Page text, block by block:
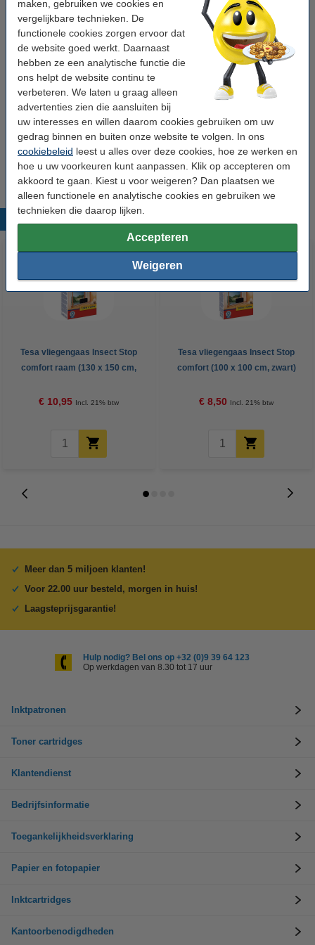
maken, gebruiken we cookies en
vergelijkbare technieken. De
functionele cookies zorgen ervoor dat
de website goed werkt. Daarnaast
hebben ze een analytische functie die
ons helpt de website continu te
verbeteren. We laten u graag alleen
advertenties zien die aansluiten bij
uw interesses en willen daarom cookies gebruiken om uw
gedrag binnen en buiten onze website te volgen. In ons
cookiebeleid leest u alles over deze cookies, hoe ze werken en
hoe u uw voorkeuren kunt aanpassen. Klik op accepteren om
akkoord te gaan. Kiest u voor weigeren? Dan plaatsen we
alleen functionele en analytische cookies en gebruiken we
technieken die daarop lijken.
Accepteren
Weigeren
Tip: meebestellen
HG X elektrische vliegenmepper
€ 6,50
123accu Xtreme Power MN1500 Penlite AA
batterij 4 stuks
€ 3,95
Roxasect mierenpoeder
€ 6,25
Populaire producten
Tesa vliegengaas Insect Stop
comfort raam (130 x 150 cm,
€ 10,95 Incl. 21% btw
Tesa vliegengaas Insect Stop
comfort (100 x 100 cm, zwart)
€ 8,50 Incl. 21% btw
Meer dan 5 miljoen klanten!
Voor 22.00 uur besteld, morgen in huis!
Laagsteprijsgarantie!
Hulp nodig? Bel ons op +32 (0)9 39 64 123
Op werkdagen van 8.30 tot 17 uur
Inktpatronen
Toner cartridges
Klantendienst
Bedrijfsinformatie
Toegankelijkheidsverklaring
Papier en fotopapier
Inktcartridges
Kantoorbenodigdheden